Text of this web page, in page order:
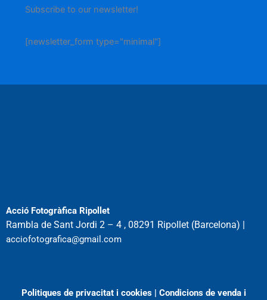
Subscribe to our newsletter!
[newsletter_form type="minimal"]
Acció Fotogràfica Ripollet
Rambla de Sant Jordi 2 – 4 , 08291 Ripollet (Barcelona) |
acciofotografica@gmail.com
Politiques de privacitat i cookies| Condicions de venda i